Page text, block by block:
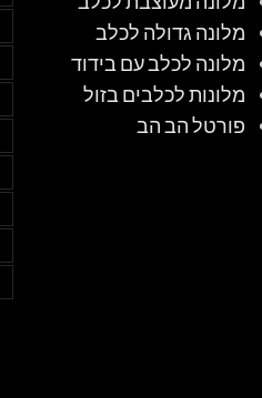
מלונה גדולה לכלב
מלונה לכלב עם בידוד
מלונות לכלבים בזול
פורטל הב הב